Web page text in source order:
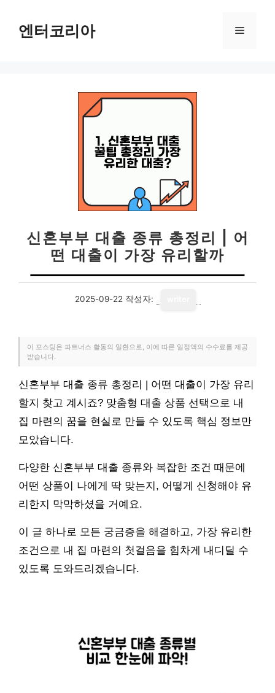
엔터코리아 메
신혼부부 대출 종류 총정리 | 어
떤 대출이 가장 유리할까
2025-09-22 작성자:
이 포스팅은 파트너스 활동의 일환으로, 이에 따른 일정액의 수수료를 제공
받습니다.
신혼부부 대출 종류 총정리 | 어떤 대출이 가장 유리
할지 찾고 계시죠? 맞춤형 대출 상품 선택으로 내
집 마련의 꿈을 현실로 만들 수 있도록 핵심 정보만
모았습니다.
다양한 신혼부부 대출 종류와 복잡한 조건 때문에
어떤 상품이 나에게 딱 맞는지, 어떻게 신청해야 유
리한지 막막하셨을 거예요.
이 글 하나로 모든 궁금증을 해결하고, 가장 유리한
조건으로 내 집 마련의 첫걸음을 힘차게 내디딜 수
있도록 도와드리겠습니다.